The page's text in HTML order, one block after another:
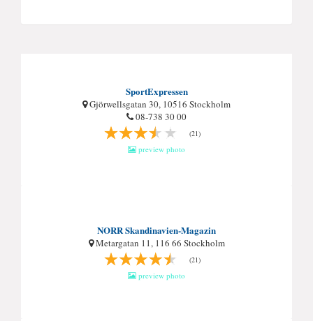
SportExpressen
Gjörwellsgatan 30, 10516 Stockholm
08-738 30 00
(21)
preview photo
NORR Skandinavien-Magazin
Metargatan 11, 116 66 Stockholm
(21)
preview photo